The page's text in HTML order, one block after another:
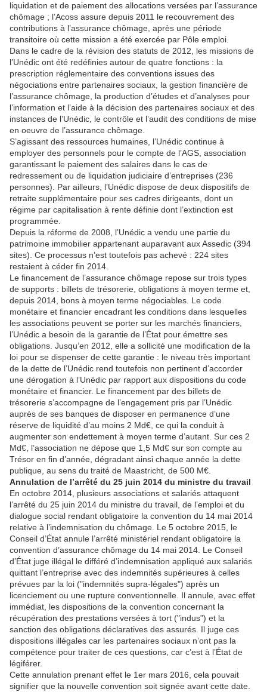
liquidation et de paiement des allocations versées par l’assurance
chômage ; l’Acoss assure depuis 2011 le recouvrement des
contributions à l’assurance chômage, après une période
transitoire où cette mission a été exercée par Pôle emploi.
Dans le cadre de la révision des statuts de 2012, les missions de
l’Unédic ont été redéfinies autour de quatre fonctions : la
prescription réglementaire des conventions issues des
négociations entre partenaires sociaux, la gestion financière de
l’assurance chômage, la production d’études et d’analyses pour
l’information et l’aide à la décision des partenaires sociaux et des
instances de l’Unédic, le contrôle et l’audit des conditions de mise
en oeuvre de l’assurance chômage.
S’agissant des ressources humaines, l’Unédic continue à
employer des personnels pour le compte de l’AGS, association
garantissant le paiement des salaires dans le cas de
redressement ou de liquidation judiciaire d’entreprises (236
personnes). Par ailleurs, l’Unédic dispose de deux dispositifs de
retraite supplémentaire pour ses cadres dirigeants, dont un
régime par capitalisation à rente définie dont l’extinction est
programmée.
Depuis la réforme de 2008, l’Unédic a vendu une partie du
patrimoine immobilier appartenant auparavant aux Assedic (394
sites). Ce processus n’est toutefois pas achevé : 224 sites
restaient à céder fin 2014.
Le financement de l’assurance chômage repose sur trois types
de supports : billets de trésorerie, obligations à moyen terme et,
depuis 2014, bons à moyen terme négociables. Le code
monétaire et financier encadrant les conditions dans lesquelles
les associations peuvent se porter sur les marchés financiers,
l’Unédic a besoin de la garantie de l’État pour émettre ses
obligations. Jusqu’en 2012, elle a sollicité une modification de la
loi pour se dispenser de cette garantie : le niveau très important
de la dette de l’Unédic rend toutefois non pertinent d’accorder
une dérogation à l’Unédic par rapport aux dispositions du code
monétaire et financier. Le financement par des billets de
trésorerie s’accompagne de l’engagement pris par l’Unédic
auprès de ses banques de disposer en permanence d’une
réserve de liquidité d’au moins 2 Md€, ce qui la conduit à
augmenter son endettement à moyen terme d’autant. Sur ces 2
Md€, l’association ne dépose que 1,5 Md€ sur son compte au
Trésor en fin d’année, dégradant ainsi chaque année la dette
publique, au sens du traité de Maastricht, de 500 M€.
Annulation de l’arrêté du 25 juin 2014 du ministre du travail
En octobre 2014, plusieurs associations et salariés attaquent
l’arrêté du 25 juin 2014 du ministre du travail, de l’emploi et du
dialogue social rendant obligatoire la convention du 14 mai 2014
relative à l’indemnisation du chômage. Le 5 octobre 2015, le
Conseil d’État annule l’arrêté ministériel rendant obligatoire la
convention d’assurance chômage du 14 mai 2014. Le Conseil
d’État juge illégal le différé d’indemnisation appliqué aux salariés
quittant l’entreprise avec des indemnités supérieures à celles
prévues par la loi ("indemnités supra-légales") après un
licenciement ou une rupture conventionnelle. Il annule, avec effet
immédiat, les dispositions de la convention concernant la
récupération des prestations versées à tort ("indus") et la
sanction des obligations déclaratives des assurés. Il juge ces
dispositions illégales car les partenaires sociaux n’ont pas la
compétence pour traiter de ces questions, car c’est à l’État de
légiférer.
Cette annulation prenant effet le 1er mars 2016, cela pouvait
signifier que la nouvelle convention soit signée avant cette date.